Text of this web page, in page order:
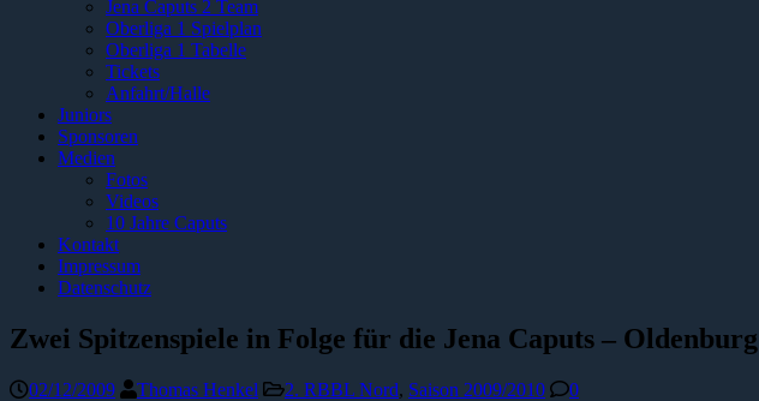
Jena Caputs 2 Team
Oberliga 1 Spielplan
Oberliga 1 Tabelle
Tickets
Anfahrt/Halle
Juniors
Sponsoren
Medien
Fotos
Videos
10 Jahre Caputs
Kontakt
Impressum
Datenschutz
Zwei Spitzenspiele in Folge für die Jena Caputs –
02/12/2009 Thomas Henkel 2. RBBL Nord, Saison 2009/2010
0